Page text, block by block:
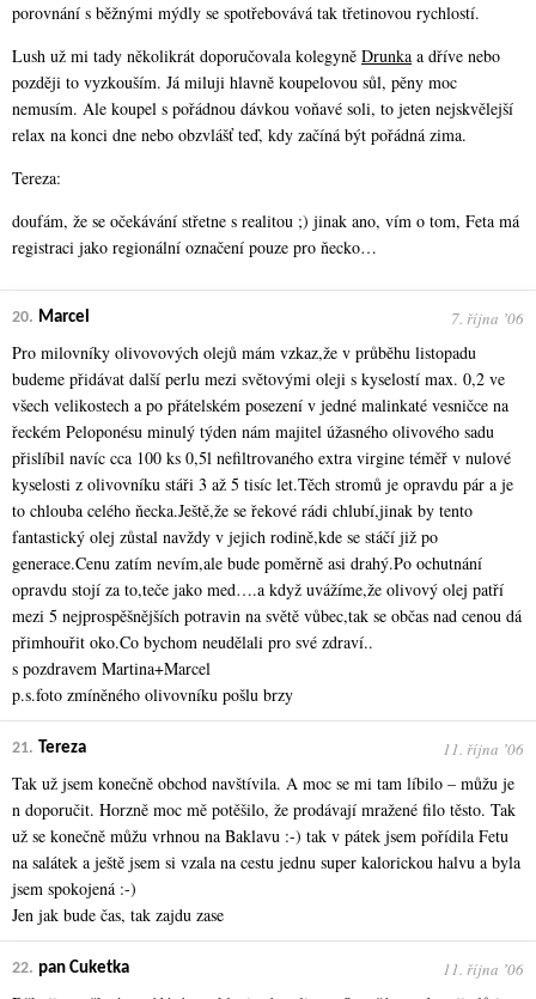
porovnání s běžnými mýdly se spotřebovává tak třetinovou rychlostí.
Lush už mi tady několikrát doporučovala kolegyně Drunka a dříve nebo
později to vyzkouším. Já miluji hlavně koupelovou sůl, pěny moc
nemusím. Ale koupel s pořádnou dávkou voňavé soli, to jeten nejskvělejší
relax na konci dne nebo obzvlášť teď, kdy začíná být pořádná zima.
Tereza:
doufám, že se očekávání střetne s realitou ;) jinak ano, vím o tom, Feta má
registraci jako regionální označení pouze pro ňecko…
20. Marcel 7. října ʼ06
Pro milovníky olivovových olejů mám vzkaz,že v průběhu listopadu
budeme přidávat další perlu mezi světovými oleji s kyselostí max. 0,2 ve
všech velikostech a po přátelském posezení v jedné malinkaté vesničce na
řeckém Peloponésu minulý týden nám majitel úžasného olivového sadu
přislíbil navíc cca 100 ks 0,5l nefiltrovaného extra virgine téměř v nulové
kyselosti z olivovníku stáři 3 až 5 tisíc let.Těch stromů je opravdu pár a je
to chlouba celého ňecka.Ještě,že se řekové rádi chlubí,jinak by tento
fantastický olej zůstal navždy v jejich rodině,kde se stáčí již po
generace.Cenu zatím nevím,ale bude poměrně asi drahý.Po ochutnání
opravdu stojí za to,teče jako med….a když uvážíme,že olivový olej patří
mezi 5 nejprospěšnějších potravin na světě vůbec,tak se občas nad cenou dá
přimhouřit oko.Co bychom neudělali pro své zdraví..
s pozdravem Martina+Marcel
p.s.foto zmíněného olivovníku pošlu brzy
21. Tereza 11. října ʼ06
Tak už jsem konečně obchod navštívila. A moc se mi tam líbilo – můžu je
n doporučit. Horzně moc mě potěšilo, že prodávají mražené filo těsto. Tak
už se konečně můžu vrhnou na Baklavu :-) tak v pátek jsem pořídila Fetu
na salátek a ještě jsem si vzala na cestu jednu super kalorickou halvu a byla
jsem spokojená :-)
Jen jak bude čas, tak zajdu zase
22. pan Cuketka 11. října ʼ06